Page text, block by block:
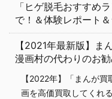
「ヒゲ脱毛おすすめ
で！＆体験レポート
【2021年最新版】ま
漫画村の代わりのお勧
【2022年】「まんが
画を高価買取してくれ